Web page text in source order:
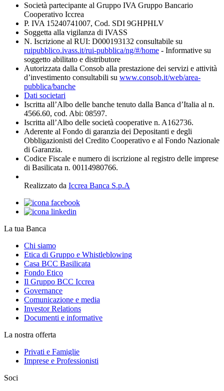
Società partecipante al Gruppo IVA Gruppo Bancario
Cooperativo Iccrea
P. IVA 15240741007, Cod. SDI 9GHPHLV
Soggetta alla vigilanza di IVASS
N. Iscrizione al RUI: D000193132 consultabile su
ruipubblico.ivass.it/rui-pubblica/ng/#/home - Informative su
soggetto abilitato e distributore
Autorizzata dalla Consob alla prestazione dei servizi e attività
d’investimento consultabili su www.consob.it/web/area-
pubblica/banche
Dati societari
Iscritta all’Albo delle banche tenuto dalla Banca d’Italia al n.
4566.60, cod. Abi: 08597.
Iscritta all’Albo delle società cooperative n. A162736.
Aderente al Fondo di garanzia dei Depositanti e degli
Obbligazionisti del Credito Cooperativo e al Fondo Nazionale
di Garanzia.
Codice Fiscale e numero di iscrizione al registro delle imprese
di Basilicata n. 00114980766.
Realizzato da Iccrea Banca S.p.A
La tua Banca
Chi siamo
Etica di Gruppo e Whistleblowing
Casa BCC Basilicata
Fondo Etico
Il Gruppo BCC Iccrea
Governance
Comunicazione e media
Investor Relations
Documenti e informative
La nostra offerta
Privati e Famiglie
Imprese e Professionisti
Soci